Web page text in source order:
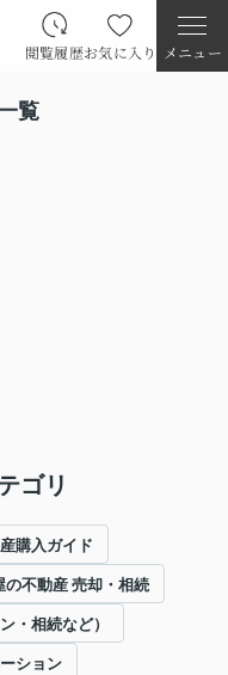
閲覧履歴お気に入り メニュー
覧
ゴリ
購入ガイド
の不動産 売却・相続
・相続など）
ション